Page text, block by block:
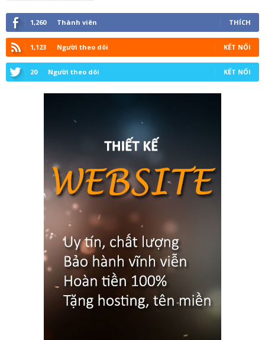
1,260 Thành viên THÍCH
1,123 Người theo dõi KẾT NỐI
20 Người theo dõi KẾT NỐI